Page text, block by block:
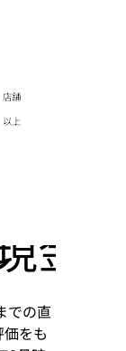
店舗
以上
金
での直
をも